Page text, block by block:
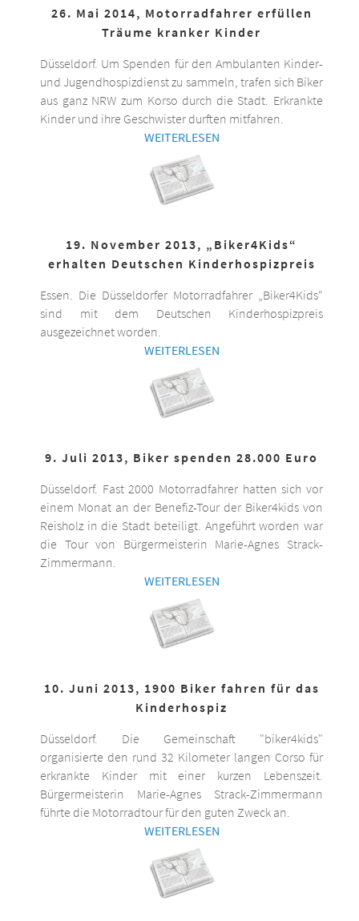
26. Mai 2014, Motorradfahrer erfüllen
Träume kranker Kinder
Düsseldorf. Um Spenden für den Ambulanten Kinder-
und Jugendhospizdienst zu sammeln, trafen sich Biker
aus ganz NRW zum Korso durch die Stadt. Erkrankte
Kinder und ihre Geschwister durften mitfahren.
WEITERLESEN
19. November 2013, „Biker4Kids“
erhalten Deutschen Kinderhospizpreis
Essen. Die Düsseldorfer Motorradfahrer „Biker4Kids“
sind mit dem Deutschen Kinderhospizpreis
ausgezeichnet worden.
WEITERLESEN
9. Juli 2013, Biker spenden 28.000 Euro
Düsseldorf. Fast 2000 Motorradfahrer hatten sich vor
einem Monat an der Benefiz-Tour der Biker4kids von
Reisholz in die Stadt beteiligt. Angeführt worden war
die Tour von Bürgermeisterin Marie-Agnes Strack-
Zimmermann.
WEITERLESEN
10. Juni 2013, 1900 Biker fahren für das
Kinderhospiz
Düsseldorf. Die Gemeinschaft "biker4kids"
organisierte den rund 32 Kilometer langen Corso für
erkrankte Kinder mit einer kurzen Lebenszeit.
Bürgermeisterin Marie-Agnes Strack-Zimmermann
führte die Motorradtour für den guten Zweck an.
WEITERLESEN